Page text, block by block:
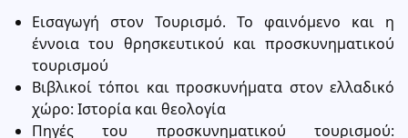
Εισαγωγή στον Τουρισμό. Το φαινόμενο και η
έννοια του θρησκευτικού και προσκυνηματικού
τουρισμού
Βιβλικοί τόποι και προσκυνήματα στον ελλαδικό
χώρο: Ιστορία και θεολογία
Πηγές του προσκυνηματικού τουρισμού: